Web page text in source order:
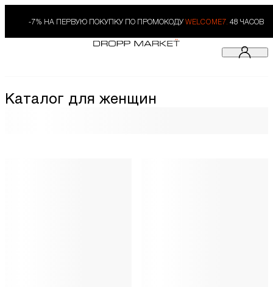
-7% НА ПЕРВУЮ ПОКУПКУ ПО ПРОМОКОДУ WELCOME7. 48 ЧАСОВ
Каталог для женщин